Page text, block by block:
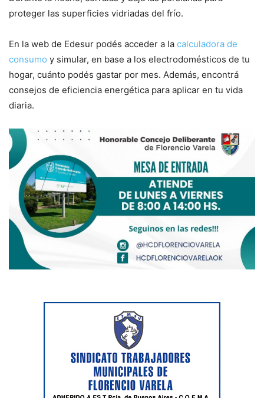
proteger las superficies vidriadas del frío.
En la web de Edesur podés acceder a la calculadora de
consumo y simular, en base a los electrodomésticos de tu
hogar, cuánto podés gastar por mes. Además, encontrá
consejos de eficiencia energética para aplicar en tu vida
diaria.